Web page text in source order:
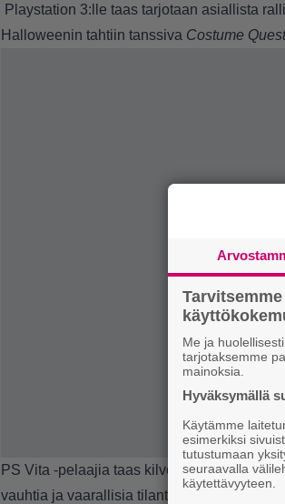
Playstation 3:lle taas tarjotaan asiallista
Halloweenin tahtiin tanssiva Costume
PS Vita -pelaajia taas kilvoitellaan
vauhtia ja vaarallisia tilanteita tarjoavalla
Me ja
tarjotaksemme
mainoksia.
Hyväksymällä
Käytämme
esimerkiksi
tutustumaan
seuraavalla
käytettävyyteen.